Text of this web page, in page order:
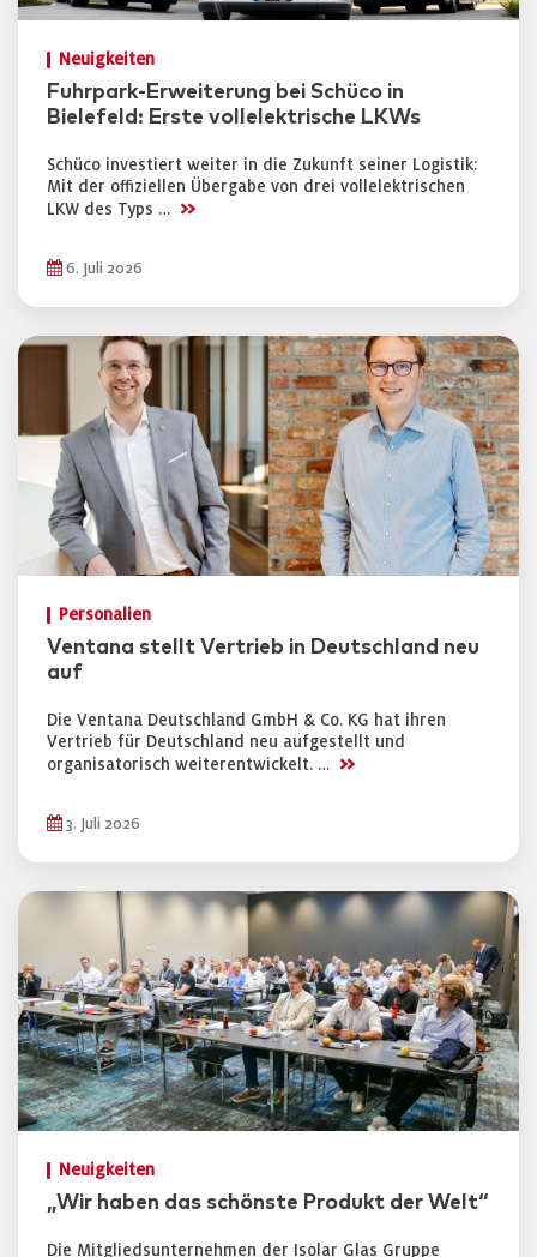
Neuigkeiten
Fuhrpark-Erweiterung bei Schüco in
Bielefeld: Erste vollelektrische LKWs
Schüco investiert weiter in die Zukunft seiner Logistik:
Mit der offiziellen Übergabe von drei vollelektrischen
LKW des Typs … >>
6. Juli 2026
Personalien
Ventana stellt Vertrieb in Deutschland neu
auf
Die Ventana Deutschland GmbH & Co. KG hat ihren
Vertrieb für Deutschland neu aufgestellt und
organisatorisch weiterentwickelt. … >>
3. Juli 2026
Neuigkeiten
„Wir haben das schönste Produkt der Welt“
Die Mitgliedsunternehmen der Isolar Glas Gruppe